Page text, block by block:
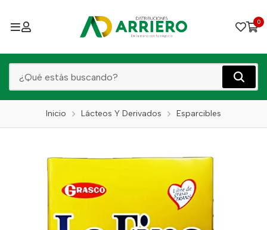
0
Inicio Lácteos Y Derivados Esparcibles